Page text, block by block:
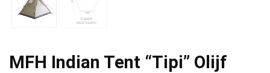
MFH Indian Tent “Tipi” Olijf